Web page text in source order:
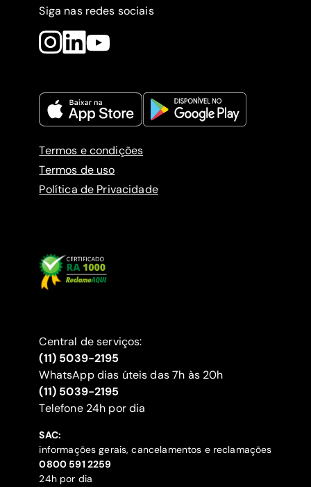
Siga nas redes sociais
Termos e condições
Termos de uso
Política de Privacidade
Central de serviços:
(11) 5039-2195
WhatsApp dias úteis das 7h às 20h
(11) 5039-2195
‍Telefone 24h por dia
SAC:
informações gerais, cancelamentos e reclamações
‍0800 591 2259
24h por dia